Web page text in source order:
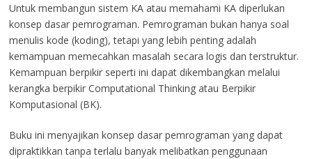
Untuk membangun sistem KA atau memahami KA diperlukan
konsep dasar pemrograman. Pemrograman bukan hanya soal
menulis kode (koding), tetapi yang lebih penting adalah
kemampuan memecahkan masalah secara logis dan terstruktur.
Kemampuan berpikir seperti ini dapat dikembangkan melalui
kerangka berpikir Computational Thinking atau Berpikir
Komputasional (BK).
Buku ini menyajikan konsep dasar pemrograman yang dapat
dipraktikkan tanpa terlalu banyak melibatkan penggunaan